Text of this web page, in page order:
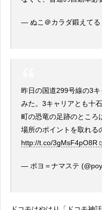
— ぬこ＠カラダ鍛えてる
昨日の国道299号線の3
みた。3キャリアとも十
町の恐竜の足跡のところ
場所のポイントを取れ
http://t.co/3gMsF4pO8R
— ポヨ＝ナマステ